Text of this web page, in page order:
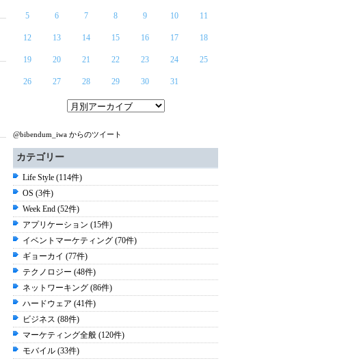
5 6 7 8 9 10 11
12 13 14 15 16 17 18
19 20 21 22 23 24 25
26 27 28 29 30 31
@bibendum_iwa からのツイート
カテゴリー
Life Style (114件)
OS (3件)
Week End (52件)
アプリケーション (15件)
イベントマーケティング (70件)
ギョーカイ (77件)
テクノロジー (48件)
ネットワーキング (86件)
ハードウェア (41件)
ビジネス (88件)
マーケティング全般 (120件)
モバイル (33件)